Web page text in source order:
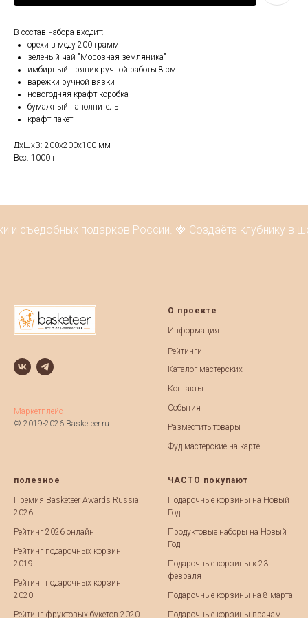
В состав набора входит:
орехи в меду 200 грамм
зеленый чай "Морозная земляника"
имбирный пряник ручной работы 8 см
варежки ручной вязки
новогодняя крафт коробка
бумажный наполнитель
крафт пакет
ДxШxВ: 200x200x100 мм
Вес: 1000 г
съедобных подарков России. 🍓 Создаёте клубнику
Маркетплейс
© 2019-2026 Basketeer.ru
О проекте
Информация
Рейтинги
Каталог мастерских
Контакты
События
Разместить товары
Фуд-мастерские на карте
полезное
Премия Basketeer Awards Russia
2026
Рейтинг 2026 онлайн
Рейтинг подарочных корзин
2019
Рейтинг подарочных корзин
2020
Рейтинг фруктовых букетов 2020
ЧАСТО покупают
Подарочные корзины на Новый
Год
Продуктовые наборы на Новый
Год
Подарочные корзины к 23
февраля
Подарочные корзины на 8 марта
Подарочные корзины врачам